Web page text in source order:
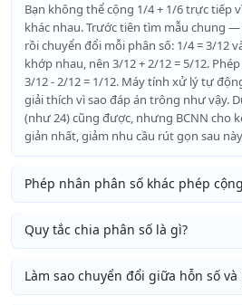
Bạn không thể cộng 1/4 + 1/6 trực tiếp
khác nhau. Trước tiên tìm mẫu chung —
rồi chuyển đổi mỗi phân số: 1/4 = 3/12
khớp nhau, nên 3/12 + 2/12 = 5/12.
3/12 - 2/12 = 1/12. Máy tính xử lý tự
giải thích vì sao đáp án trông như vậy.
(như 24) cũng được, nhưng BCNN cho
giản nhất, giảm nhu cầu rút gọn sau
Phép nhân phân số khác phép
Quy tắc chia phân số là gì?
Làm sao chuyển đổi giữa hỗn số